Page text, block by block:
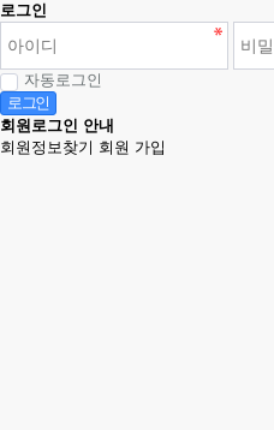
로그인
자동로그인
로그인
회원로그인 안내
회원정보찾기 회원 가입